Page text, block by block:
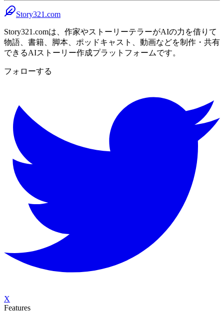
Story321.com
Story321.comは、作家やストーリーテラーがAIの力を借りて
物語、書籍、脚本、ポッドキャスト、動画などを制作・共有
できるAIストーリー作成プラットフォームです。
フォローする
X
Features